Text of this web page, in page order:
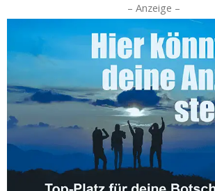
– Anzeige –